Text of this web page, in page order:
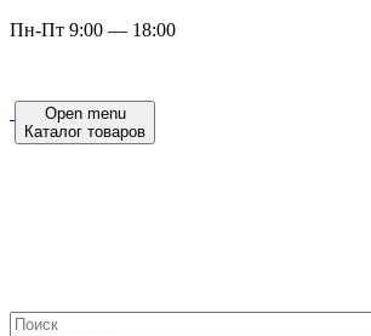
Пн-Пт 9:00 — 18:00
Open menu
Каталог товаров